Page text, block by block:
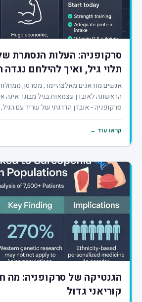
סרקופניה: העלות הנסתרת
תלוי גיל, ואיך להילחם
אנשים מודאגים מאלצהיימר, מסרטן,
הראשונה לאובדן עצמאות בגיל מבוגר
סרקופניה - אובדן הדרגתי של שריר עם
קראו עוד ←
הגנטיקה של סרקופניה: מה
קוריאני גדול